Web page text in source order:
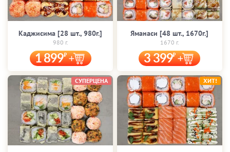
Каджисима [28 шт., 980г.]
980 г.
1 899
Яманаси [48 шт., 1670г.]
1670 г.
3 399
СУПЕРЦЕНА ХИТ!